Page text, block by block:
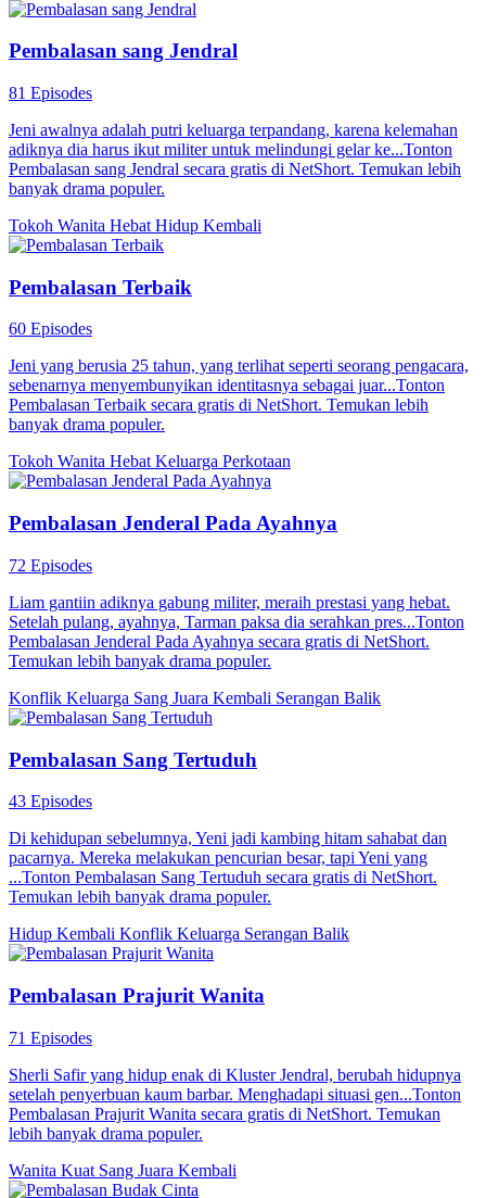
Pembalasan sang Jendral
81 Episodes
Jeni awalnya adalah putri keluarga terpandang, karena kelemahan
adiknya dia harus ikut militer untuk melindungi gelar ke...Tonton
Pembalasan sang Jendral secara gratis di NetShort. Temukan lebih
banyak drama populer.
Tokoh Wanita Hebat Hidup Kembali
Pembalasan Terbaik
60 Episodes
Jeni yang berusia 25 tahun, yang terlihat seperti seorang pengacara,
sebenarnya menyembunyikan identitasnya sebagai juar...Tonton
Pembalasan Terbaik secara gratis di NetShort. Temukan lebih
banyak drama populer.
Tokoh Wanita Hebat Keluarga Perkotaan
Pembalasan Jenderal Pada Ayahnya
72 Episodes
Liam gantiin adiknya gabung militer, meraih prestasi yang hebat.
Setelah pulang, ayahnya, Tarman paksa dia serahkan pres...Tonton
Pembalasan Jenderal Pada Ayahnya secara gratis di NetShort.
Temukan lebih banyak drama populer.
Konflik Keluarga Sang Juara Kembali Serangan Balik
Pembalasan Sang Tertuduh
43 Episodes
Di kehidupan sebelumnya, Yeni jadi kambing hitam sahabat dan
pacarnya. Mereka melakukan pencurian besar, tapi Yeni yang
...Tonton Pembalasan Sang Tertuduh secara gratis di NetShort.
Temukan lebih banyak drama populer.
Hidup Kembali Konflik Keluarga Serangan Balik
Pembalasan Prajurit Wanita
71 Episodes
Sherli Safir yang hidup enak di Kluster Jendral, berubah hidupnya
setelah penyerbuan kaum barbar. Menghadapi situasi gen...Tonton
Pembalasan Prajurit Wanita secara gratis di NetShort. Temukan
lebih banyak drama populer.
Wanita Kuat Sang Juara Kembali